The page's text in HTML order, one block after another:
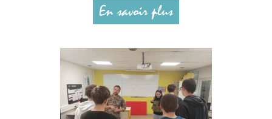
En savoir plus